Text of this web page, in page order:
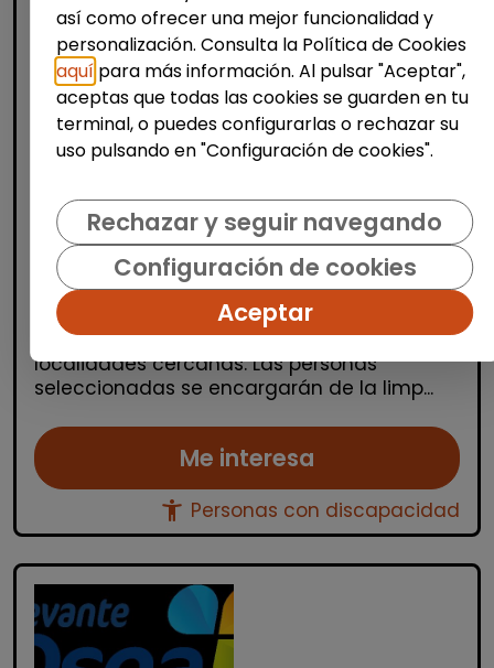
Limpieza y mantenimiento
Operario/a de limpieza de centros
escolares (benidorm y alrededores)
OSGA LEVANTE| España(Alicante)
Se buscan varios/as operarios/as de
limpieza para trabajar en centros escolares
ubicados en Alicante, Benidorm y
localidades cercanas. Las personas
seleccionadas se encargarán de la limp...
Me interesa
accessibility_new Personas con discapacidad
así como ofrecer una mejor funcionalidad y
personalización. Consulta la Política de Cookies
aquí para más información. Al pulsar "Aceptar",
aceptas que todas las cookies se guarden en tu
terminal, o puedes configurarlas o rechazar su
uso pulsando en "Configuración de cookies".
Rechazar y seguir navegando
Configuración de cookies
Aceptar